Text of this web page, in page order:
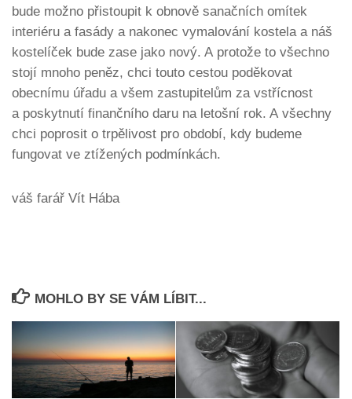
bude možno přistoupit k obnově sanačních omítek
interiéru a fasády a nakonec vymalování kostela a náš
kostelíček bude zase jako nový. A protože to všechno
stojí mnoho peněz, chci touto cestou poděkovat
obecnímu úřadu a všem zastupitelům za vstřícnost
a poskytnutí finančního daru na letošní rok. A všechny
chci poprosit o trpělivost pro období, kdy budeme
fungovat ve ztížených podmínkách.
váš farář Vít Hába
MOHLO BY SE VÁM LÍBIT...